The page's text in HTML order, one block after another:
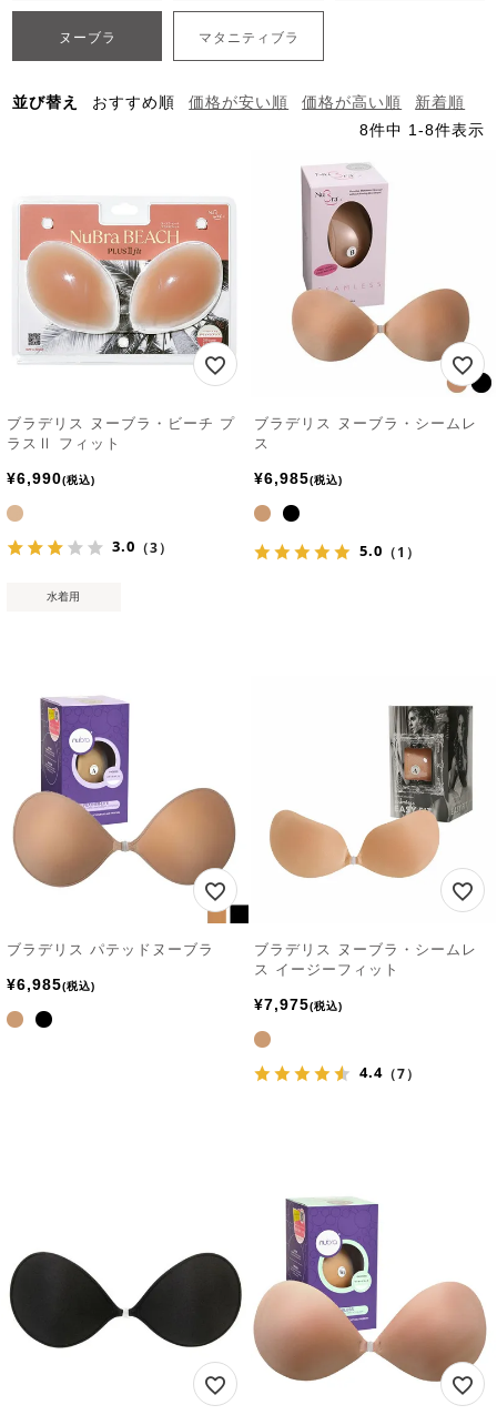
ヌーブラ マタニティブラ
並び替え おすすめ順 価格が安い順 価格が高い順
新着順
8件中 1-8件表示
ブラデリス ヌーブラ・ビーチ プ
ラスⅡ フィット
¥6,990 税込
3.0 （3）
水着用
ブラデリス ヌーブラ・シームレ
ス
¥6,985 税込
5.0 （1）
ブラデリス パテッドヌーブラ
¥6,985 税込
ブラデリス ヌーブラ・シームレ
ス イージーフィット
¥7,975 税込
4.4 （7）